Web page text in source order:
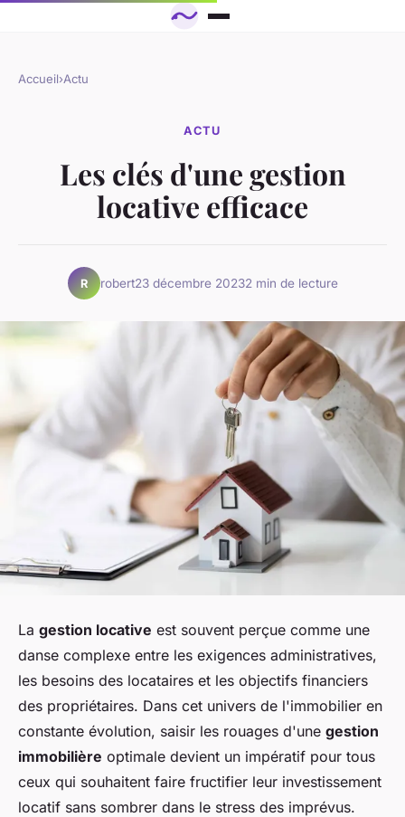
Accueil›Actu
ACTU
Les clés d'une gestion
locative efficace
R robert23 décembre 20232 min de lecture
La gestion locative est souvent perçue comme une
danse complexe entre les exigences administratives,
les besoins des locataires et les objectifs financiers
des propriétaires. Dans cet univers de l'immobilier en
constante évolution, saisir les rouages d'une gestion
immobilière optimale devient un impératif pour tous
ceux qui souhaitent faire fructifier leur investissement
locatif sans sombrer dans le stress des imprévus.